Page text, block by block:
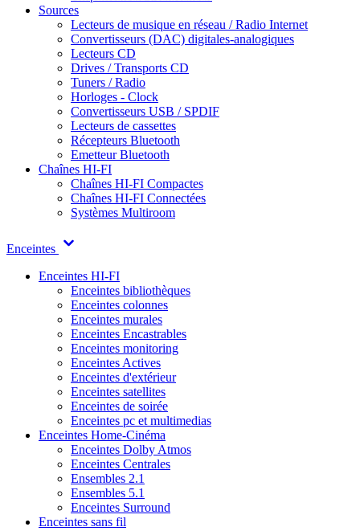
Sources
Lecteurs de musique en réseau / Radio Internet
Convertisseurs (DAC) digitales-analogiques
Lecteurs CD
Drives / Transports CD
Tuners / Radio
Horloges - Clock
Convertisseurs USB / SPDIF
Lecteurs de cassettes
Récepteurs Bluetooth
Emetteur Bluetooth
Chaînes HI-FI
Chaînes HI-FI Compactes
Chaînes HI-FI Connectées
Systèmes Multiroom
Enceintes
Enceintes HI-FI
Enceintes bibliothèques
Enceintes colonnes
Enceintes murales
Enceintes Encastrables
Enceintes monitoring
Enceintes Actives
Enceintes d'extérieur
Enceintes satellites
Enceintes de soirée
Enceintes pc et multimedias
Enceintes Home-Cinéma
Enceintes Dolby Atmos
Enceintes Centrales
Ensembles 2.1
Ensembles 5.1
Enceintes Surround
Enceintes sans fil